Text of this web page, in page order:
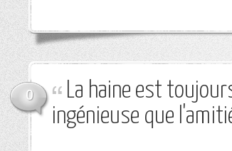
0
La haine est
ingénieuse que